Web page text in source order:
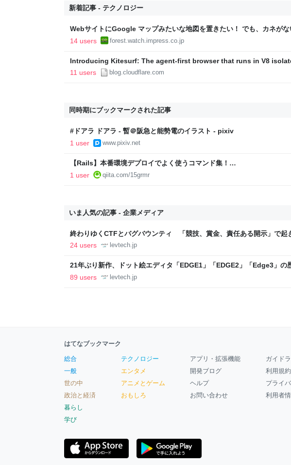
新着記事 - テクノロジー
WebサイトにGoogle マップみたいな地図を置きたい！ でも、カネが
そんな人に朗報！／『日本のPMTiles配布サイト』のデータなら簡単に
14 users forest.watch.impress.co.jp
Introducing Kitesurf: The agent-first browser that runs in V8
Cloudflare Workers
11 users blog.cloudflare.com
同時期にブックマークされた記事
#ドアラ ドアラ - 暫＠阪急と能勢電のイラスト - pixiv
1 user
www.pixiv.net
【Rails】本番環境デプロイでよく使うコマンド集！
AWS/unicorn/nginx/Capistrano使用 - Qiita
1 user qiita.com/15grmr
いま人気の記事 - 企業メディア
終わりゆくCTFとバグバウンティ 「競技、賞金、責任ある開示」で起
ること【フォーカス】 - レバテックLAB
24 users levtech.jp
21年ぶり新作、ドット絵エディタ「EDGE1」「EDGE2」「Edge3」の
ついて作者に聞く【フォーカス】 - レバテックLAB
89 users levtech.jp
はてなブックマーク
総合
一般
世の中
政治と経済
暮らし
学び
テクノロジー
エンタメ
アニメとゲーム
おもしろ
アプリ・拡張機能
開発ブログ
ヘルプ
お問い合わせ
ガイド
利用規約
プライ
利用者